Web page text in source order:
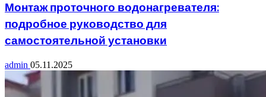
Монтаж проточного водонагревателя:
подробное руководство для
самостоятельной установки
admin 05.11.2025